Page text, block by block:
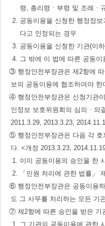
령, 총리령ㆍ부령 및 조례ㆍ
2. 공동이용을 신청한 행정정
다고 인정되는 경우
3. 공동이용을 신청한 기관(이
4. 그 밖에 이 법에 따른 공동
③ 행정안전부장관은 제2항에 따
보의 공동이용에 협조하여야
④ 행정안전부장관은 신청기관이
인정보 보호위원회의 심의ㆍ의
2011.3.29, 2013.3.23,
⑤ 행정안전부장관은 다음 각 호
다. <개정 2013.3.23,
1. 이미 공동이용의 승인을 한
2. 「민원 처리에 관한 법률」
⑥ 행정안전부장관은 공동이용하
도 그 사무를 처리하는 모든 기
⑦ 제2항에 따른 승인을 받은 기
1. 그 기관의 공동이용에 관한